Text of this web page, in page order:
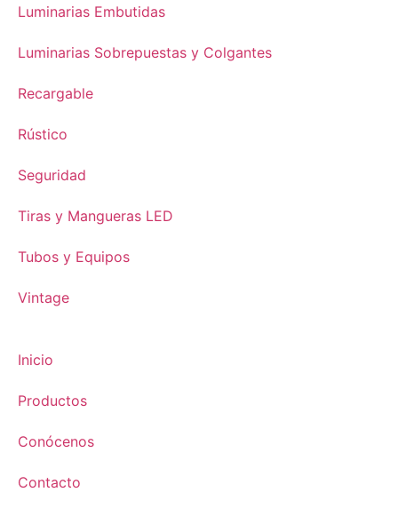
Luminarias Embutidas
Luminarias Sobrepuestas y Colgantes
Recargable
Rústico
Seguridad
Tiras y Mangueras LED
Tubos y Equipos
Vintage
Inicio
Productos
Conócenos
Contacto